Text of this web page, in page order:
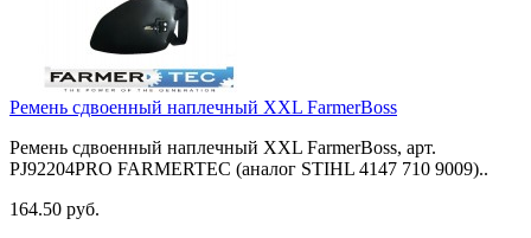
Ремень сдвоенный наплечный XXL FarmerBoss
Ремень сдвоенный наплечный XXL FarmerBoss, арт.
PJ92204PRO FARMERTEC (аналог STIHL 4147 710 9009)..
164.50 руб.